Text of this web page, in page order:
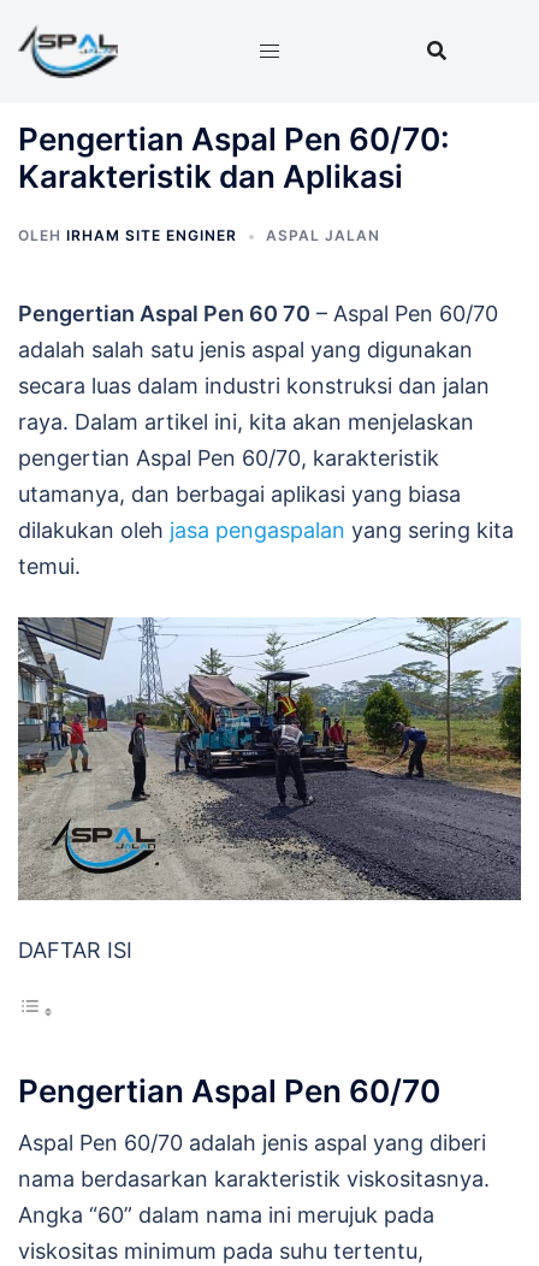
ke
Pengertian Aspal Pen 60/70:
Karakteristik dan Aplikasi
OLEH IRHAM SITE ENGINER ASPAL JALAN
Pengertian Aspal Pen 60 70 – Aspal Pen 60/70
adalah salah satu jenis aspal yang digunakan
secara luas dalam industri konstruksi dan jalan
raya. Dalam artikel ini, kita akan menjelaskan
pengertian Aspal Pen 60/70, karakteristik
utamanya, dan berbagai aplikasi yang biasa
dilakukan oleh jasa pengaspalan yang sering kita
temui.
DAFTAR ISI
Pengertian Aspal Pen 60/70
Aspal Pen 60/70 adalah jenis aspal yang diberi
nama berdasarkan karakteristik viskositasnya.
Angka “60” dalam nama ini merujuk pada
viskositas minimum pada suhu tertentu,